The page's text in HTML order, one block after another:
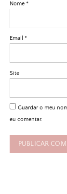
Nome *
Email *
Site
Guardar o meu
eu comentar.